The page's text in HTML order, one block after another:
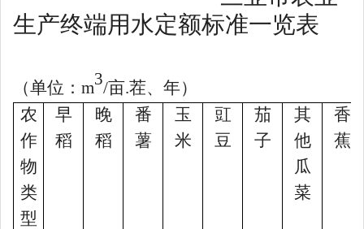
生产终端用水定额标准一览表
（单位： m3/亩.茬、年）
农
作
物
类
型
早
稻
晚
稻
番
薯
玉
米
豇
豆
茄
子
其
他
瓜
菜
香
蕉